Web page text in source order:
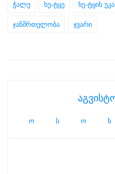
ჭალე ხე-ტყე ხე-ტყის
ჯანმრთელობა ჯვარი
ო ს ო ხ